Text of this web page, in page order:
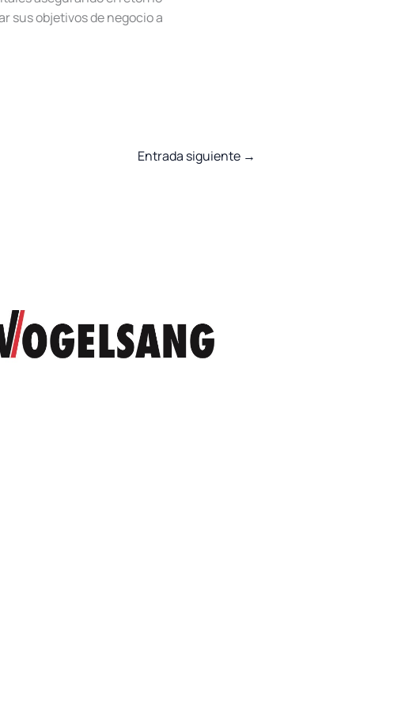
sus objetivos de negocio a
Entrada siguiente →